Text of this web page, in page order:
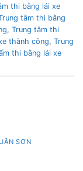
thi bằng lái xe
tâm thi bằng
, Trung tâm thi
thành công, Trung
thi bằng lái xe
SƠN